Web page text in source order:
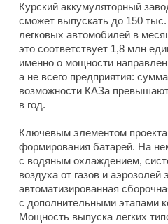
Курский аккумуляторный
сможет выпускать до 150
легковых автомобилей в
это соответствует 1,8 млн
именно о мощности
а не всего предприятия:
возможности КАЗа
в год.
Ключевым элементом проекта
формирования батарей. На
с водяным охлаждением,
воздуха от газов и аэрозолей
автоматизированная
с дополнительными этапами
Мощность выпуска легких